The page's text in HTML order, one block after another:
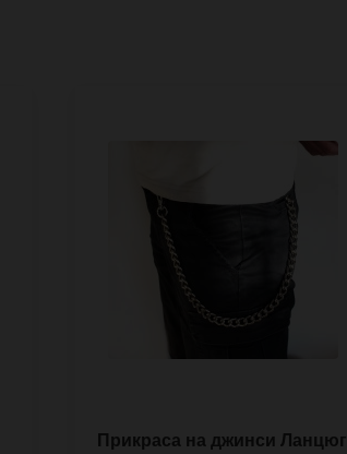
Прикраса на джинси Ланцюг